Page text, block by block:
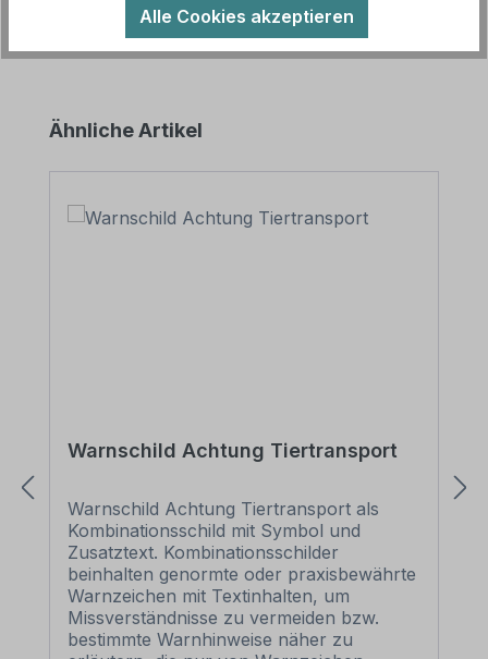
Produktgalerie überspringen
Ähnliche Artikel
Warnschild Achtung Tiertransport
Warnschild Achtung Tiertransport als
Kombinationsschild mit Symbol und
Zusatztext. Kombinationsschilder
beinhalten genormte oder praxisbewährte
Warnzeichen mit Textinhalten, um
Missverständnisse zu vermeiden bzw.
bestimmte Warnhinweise näher zu
Alle Cookies akzeptieren